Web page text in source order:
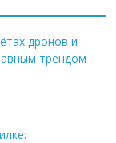
дронов и
трендом